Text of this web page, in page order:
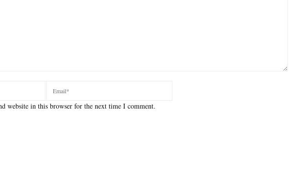
website in this browser for the next time I comment.